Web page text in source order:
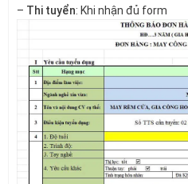
– Thi tuyển: Khi nhận đủ form